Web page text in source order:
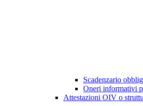
Scadenzario
Oneri informativi
Attestazioni OIV o